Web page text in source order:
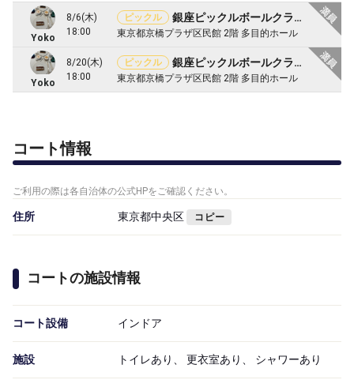
Yoko
8/6(木)
18:00
ピックル 銀座ピックルボールクラブ♣️
東京都京橋プラザ区民館 2階 多目的ホール
Yoko
8/20(木)
18:00
ピックル 銀座ピックルボールクラブ♣️
東京都京橋プラザ区民館 2階 多目的ホール
コート情報
ご利用の際は各自治体の公式HPをご確認ください。
住所 東京都中央区 コピー
コートの施設情報
コート設備 インドア
施設 トイレあり、 更衣室あり、 シャワーあり